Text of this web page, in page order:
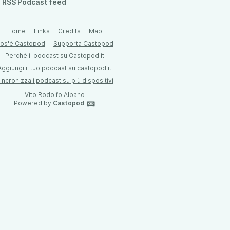
RSS Podcast feed
Home Links Credits
Map
Castopod
Supporta Castopod
Perchè il podcast su Castopod.it
il tuo podcast su castopod.it
i podcast su più dispositivi
Vito Rodolfo Albano
Powered by Castopod